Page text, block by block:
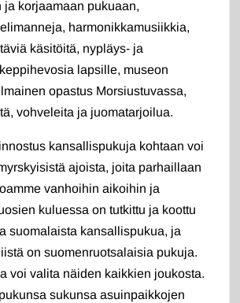
ja korjaamaan pukuaan,
harmonikkamusiikkia,
käsitöitä, nypläys- ja
lapsille, museon
opastus Morsiustuvassa,
vohveleita ja juomatarjoilua.
kansallispukuja kohtaan voi
ajoista, joita parhaillaan
vanhoihin aikoihin ja
kuluessa on tutkittu ja koottu
suomalaista kansallispukua, ja
on suomenruotsalaisia pukuja.
voi valita näiden kaikkien joukosta.
sukunsa asuinpaikkojen